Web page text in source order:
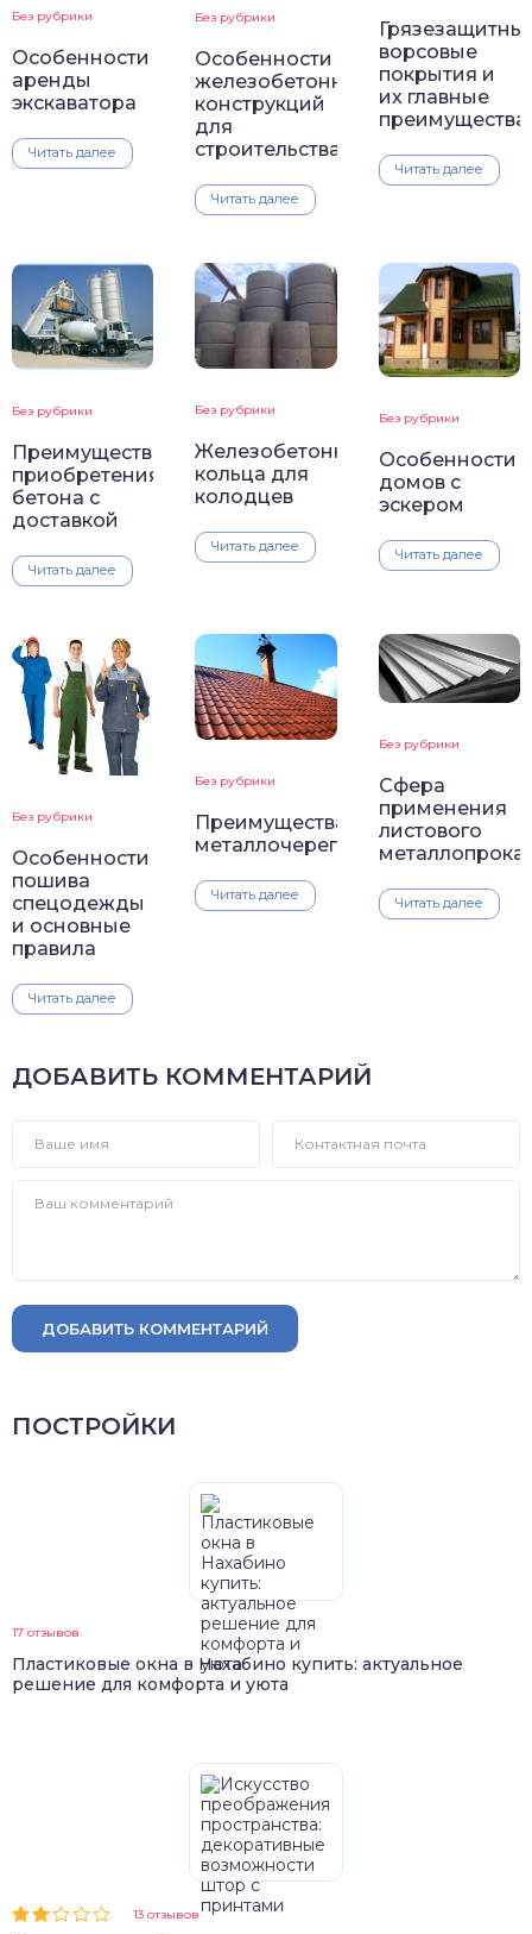
Без рубрики
Особенности
аренды
экскаватора
Читать далее
Без рубрики
Особенности
железобетонных
конструкций
для
строительства
Читать далее
ворсовые
покрытия и
их главные
преимущества
Читать далее
Без рубрики
Преимущества
приобретения
бетона с
доставкой
Читать далее
Без рубрики
Железобетонные
кольца для
колодцев
Читать далее
Без рубрики
Особенности
домов с
эскером
Читать далее
Без рубрики
Особенности
пошива
спецодежды
и основные
правила
Читать далее
Без рубрики
Преимущества
металлочерепицы
Читать далее
Без рубрики
Сфера
применения
листового
Читать далее
ДОБАВИТЬ КОММЕНТАРИЙ
ДОБАВИТЬ КОММЕНТАРИЙ
ПОСТРОЙКИ
17 отзывов
Пластиковые окна в Нахабино купить: актуальное
решение для комфорта и уюта
13 отзывов